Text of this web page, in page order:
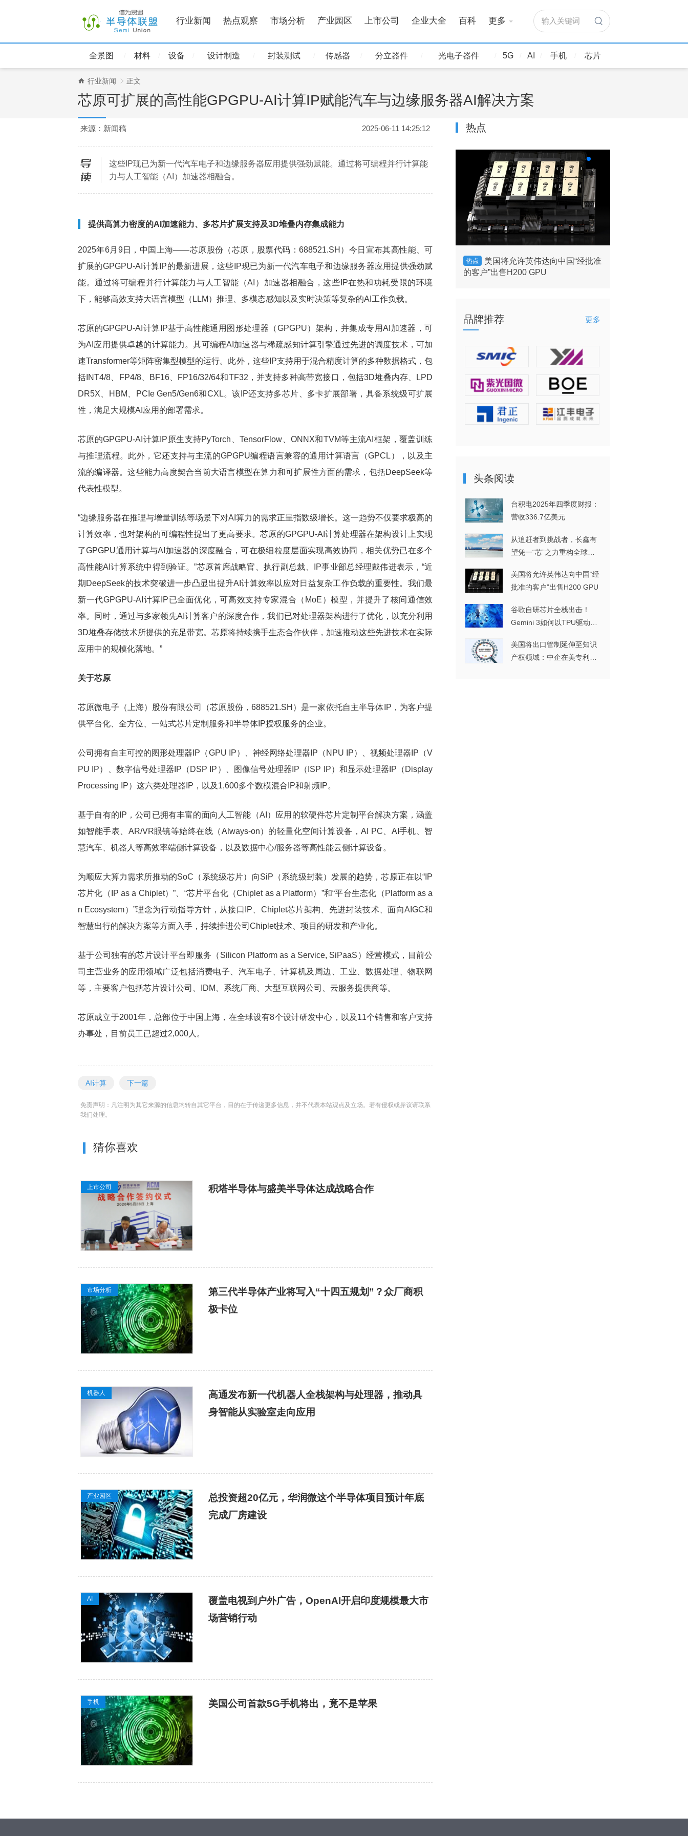
行业新闻 热点观察 市场分析 产业园区 上市公司 企业大全 百科 更多 输入关键词
全景图 材料 设备 设计制造 封装测试 传感器 分立器件 光电子器件 5G AI 手机 芯片
行业新闻 正文
芯原可扩展的高性能GPGPU-AI计算IP赋能汽车与边缘服务器AI解决方案
来源：新闻稿 2025-06-11 14:25:12
这些IP现已为新一代汽车电子和边缘服务器应用提供强劲赋能。通过将可编程并行计算能
力与人工智能（AI）加速器相融合。
提供高算力密度的AI加速能力、多芯片扩展支持及3D堆叠内存集成能力
2025年6月9日，中国上海——芯原股份（芯原，股票代码：688521.SH）今日宣布其高性能、可
扩展的GPGPU-AI计算IP的最新进展，这些IP现已为新一代汽车电子和边缘服务器应用提供强劲赋
能。通过将可编程并行计算能力与人工智能（AI）加速器相融合，这些IP在热和功耗受限的环境
下，能够高效支持大语言模型（LLM）推理、多模态感知以及实时决策等复杂的AI工作负载。
芯原的GPGPU-AI计算IP基于高性能通用图形处理器（GPGPU）架构，并集成专用AI加速器，可
为AI应用提供卓越的计算能力。其可编程AI加速器与稀疏感知计算引擎通过先进的调度技术，可加
速Transformer等矩阵密集型模型的运行。此外，这些IP支持用于混合精度计算的多种数据格式，包
括INT4/8、FP4/8、BF16、FP16/32/64和TF32，并支持多种高带宽接口，包括3D堆叠内存、LPD
DR5X、HBM、PCIe Gen5/Gen6和CXL。该IP还支持多芯片、多卡扩展部署，具备系统级可扩展
性，满足大规模AI应用的部署需求。
芯原的GPGPU-AI计算IP原生支持PyTorch、TensorFlow、ONNX和TVM等主流AI框架，覆盖训练
与推理流程。此外，它还支持与主流的GPGPU编程语言兼容的通用计算语言（GPCL），以及主
流的编译器。这些能力高度契合当前大语言模型在算力和可扩展性方面的需求，包括DeepSeek等
代表性模型。
“边缘服务器在推理与增量训练等场景下对AI算力的需求正呈指数级增长。这一趋势不仅要求极高的
计算效率，也对架构的可编程性提出了更高要求。芯原的GPGPU-AI计算处理器在架构设计上实现
了GPGPU通用计算与AI加速器的深度融合，可在极细粒度层面实现高效协同，相关优势已在多个
高性能AI计算系统中得到验证。”芯原首席战略官、执行副总裁、IP事业部总经理戴伟进表示，“近
期DeepSeek的技术突破进一步凸显出提升AI计算效率以应对日益复杂工作负载的重要性。我们最
新一代GPGPU-AI计算IP已全面优化，可高效支持专家混合（MoE）模型，并提升了核间通信效
率。同时，通过与多家领先AI计算客户的深度合作，我们已对处理器架构进行了优化，以充分利用
3D堆叠存储技术所提供的充足带宽。芯原将持续携手生态合作伙伴，加速推动这些先进技术在实际
应用中的规模化落地。”
关于芯原
芯原微电子（上海）股份有限公司（芯原股份，688521.SH）是一家依托自主半导体IP，为客户提
供平台化、全方位、一站式芯片定制服务和半导体IP授权服务的企业。
公司拥有自主可控的图形处理器IP（GPU IP）、神经网络处理器IP（NPU IP）、视频处理器IP（V
PU IP）、数字信号处理器IP（DSP IP）、图像信号处理器IP（ISP IP）和显示处理器IP（Display
Processing IP）这六类处理器IP，以及1,600多个数模混合IP和射频IP。
基于自有的IP，公司已拥有丰富的面向人工智能（AI）应用的软硬件芯片定制平台解决方案，涵盖
如智能手表、AR/VR眼镜等始终在线（Always-on）的轻量化空间计算设备，AI PC、AI手机、智
慧汽车、机器人等高效率端侧计算设备，以及数据中心/服务器等高性能云侧计算设备。
为顺应大算力需求所推动的SoC（系统级芯片）向SiP（系统级封装）发展的趋势，芯原正在以“IP
芯片化（IP as a Chiplet）”、“芯片平台化（Chiplet as a Platform）”和“平台生态化（Platform as a
n Ecosystem）”理念为行动指导方针，从接口IP、Chiplet芯片架构、先进封装技术、面向AIGC和
智慧出行的解决方案等方面入手，持续推进公司Chiplet技术、项目的研发和产业化。
基于公司独有的芯片设计平台即服务（Silicon Platform as a Service, SiPaaS）经营模式，目前公
司主营业务的应用领域广泛包括消费电子、汽车电子、计算机及周边、工业、数据处理、物联网
等，主要客户包括芯片设计公司、IDM、系统厂商、大型互联网公司、云服务提供商等。
芯原成立于2001年，总部位于中国上海，在全球设有8个设计研发中心，以及11个销售和客户支持
办事处，目前员工已超过2,000人。
AI计算 下一篇
免责声明：凡注明为其它来源的信息均转自其它平台，目的在于传递更多信息，并不代表本站观点及立场。若有侵权或异议请联系
我们处理。
猜你喜欢
上市公司 积塔半导体与盛美半导体达成战略合作
市场分析
第三代半导体产业将写入“十四五规划”？众厂商积
极卡位
机器人
高通发布新一代机器人全栈架构与处理器，推动具
身智能从实验室走向应用
产业园区
总投资超20亿元，华润微这个半导体项目预计年底
完成厂房建设
AI
覆盖电视到户外广告，OpenAI开启印度规模最大市
场营销行动
手机 美国公司首款5G手机将出，竟不是苹果
热点
谷歌自研芯片全栈出击！Gemini
3如何以TPU驱动实现多模态突破？
热点
台积电2025年四季度财报：营收
336.7亿美元
热点
从追赶者到挑战者，长鑫有望凭
一“芯”之力重构全球DRAM格局
热点
美国将允许英伟达向中国“经批准
的客户”出售H200 GPU
品牌推荐 更多
头条阅读
台积电2025年四季度财报：
营收336.7亿美元
从追赶者到挑战者，长鑫有
望凭一“芯”之力重构全球
美国将允许英伟达向中国“经
批准的客户”出售H200 GPU
谷歌自研芯片全栈出击！
Gemini 3如何以TPU驱动实
美国将出口管制延伸至知识
产权领域：中企在美专利维